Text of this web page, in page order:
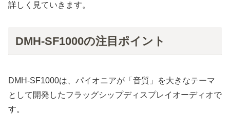
詳しく見ていきます。
DMH-SF1000の注目ポイント
DMH-SF1000は、パイオニアが「音質」を大きなテーマ
として開発したフラッグシップディスプレイオーディオで
す。